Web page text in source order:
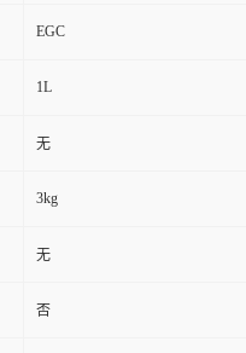
EGC
1L
无
3kg
无
否